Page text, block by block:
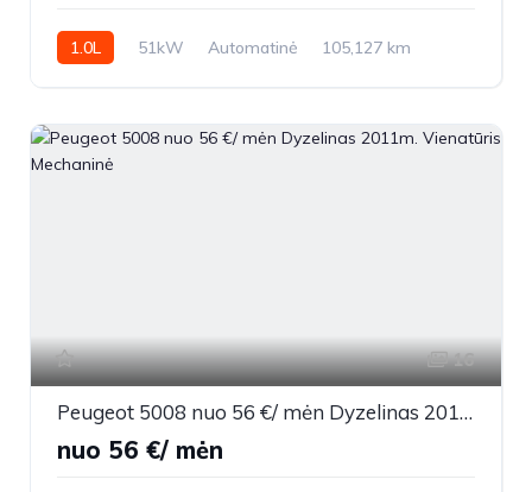
1.0L 51kW Automatinė
105,127 km
16
Peugeot 5008 nuo 56 €/ mėn Dyzelinas 2011m. Vienatūris Mechaninė
nuo 56 €/ mėn